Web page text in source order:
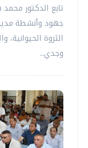
تابع الدكتور
جهود وأنشطة
الثروة
وجدي...